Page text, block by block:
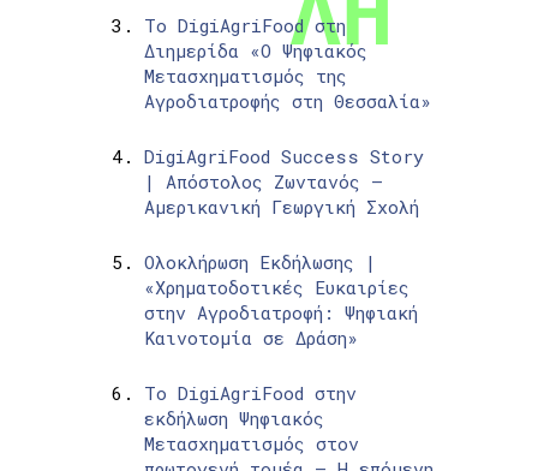
Το DigiAgriFood στη
Διημερίδα «Ο Ψηφιακός
Μετασχηματισμός της
Αγροδιατροφής στη Θεσσαλία»
DigiAgriFood Success Story
| Απόστολος Ζωντανός –
Αμερικανική Γεωργική Σχολή
Ολοκλήρωση Εκδήλωσης |
«Χρηματοδοτικές Ευκαιρίες
στην Αγροδιατροφή: Ψηφιακή
Καινοτομία σε Δράση»
Το DigiAgriFood στην
εκδήλωση Ψηφιακός
Μετασχηματισμός στον